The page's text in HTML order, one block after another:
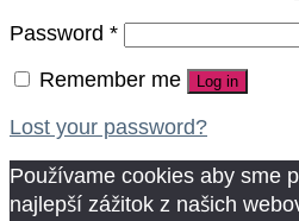
Password *
Remember me
Log in
Lost your password?
Používame cookies aby sme
najlepší zážitok z našich